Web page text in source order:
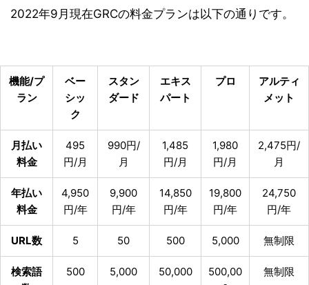
2022年9月現在GRCの料金プランは以下の通りです。
機能/プ
ラン
ベー
シッ
ク
スタン
ダード
エキス
パート
プロ
アルティ
メット
月払い
料金
495
円/月
990円/
月
1,485
円/月
1,980
円/月
2,475円/
月
年払い
料金
4,950
円/年
9,900
円/年
14,850
円/年
19,800
円/年
24,750
円/年
URL数 5 50 500 5,000 無制限
検索語
500 5,000 50,000
500,00
無制限